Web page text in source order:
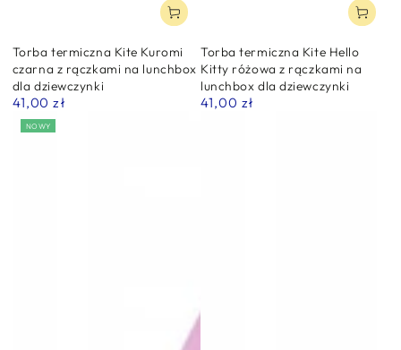
Torba termiczna Kite Kuromi
czarna z rączkami na lunchbox
dla dziewczynki
Normalna
cena
41,00 zł
Torba termiczna Kite Hello
Kitty różowa z rączkami na
lunchbox dla dziewczynki
Normalna
41,00 zł
NOWY